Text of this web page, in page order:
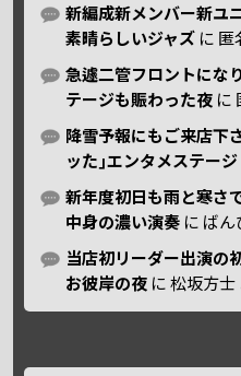
新編成新メンバー新ユ
素晴らしいジャズ に 匿
急遽二管フロントにな
テージも賑わった夜 に
降雪予報にもご来店下
ッた｣エンタメステージ
新年度初日も雨と寒さ
中身の濃い演奏 に ばん
当店初リーダー出演の
お彼岸の夜 に松坂方士